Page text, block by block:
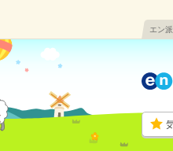
エン